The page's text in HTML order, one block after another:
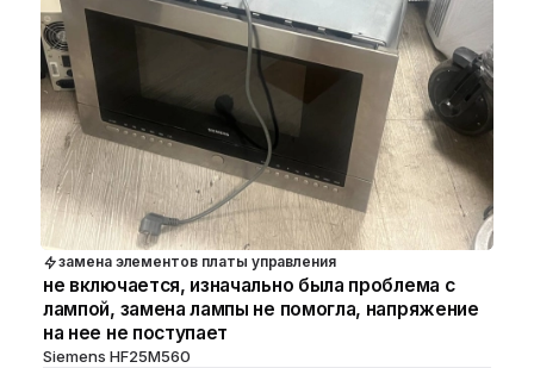
замена элементов платы управления
не включается, изначально была проблема с
лампой, замена лампы не помогла, напряжение
на нее не поступает
Siemens HF25M560